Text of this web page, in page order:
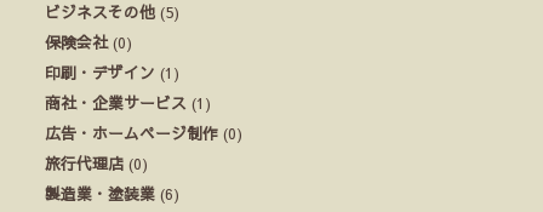
ビジネスその他 (5)
保険会社(0)
印刷・デザイン (1)
商社・企業サービス (1)
広告・ホームページ制作 (0)
旅行代理店 (0)
製造業・塗装業 (6)